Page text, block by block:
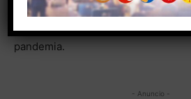
los que AGAMED realizado una
últimos años y que se ha visto
pandemia.
- Anuncio -